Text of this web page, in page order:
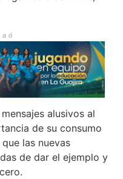
alusivos al
de su consumo
las nuevas
de dar el ejemplo y